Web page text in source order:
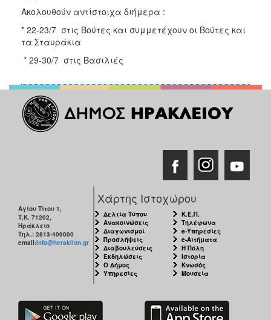
Ακολουθούν αντίστοιχα διήμερα :
* 22-23/7 στις Βούτες και συμμετέχουν οι Βούτες και
τα Σταυράκια
* 29-30/7 στις Βασιλιές
Αγίου Τίτου 1,
Τ.Κ. 71202,
Ηράκλειο
Τηλ.: 2813-409000
email:info@heraklion.gr
Χάρτης Ιστοχώρου
Δελτία Τύπου
Ανακοινώσεις
Διαγωνισμοί
Προσλήψεις
Διαβουλεύσεις
Εκδηλώσεις
Ο Δήμος
Υπηρεσίες
Κ.Ε.Π.
Τηλέφωνα
e-Υπηρεσίες
e-Αιτήματα
Η Πόλη
Ιστορία
Κνωσός
Μουσεία